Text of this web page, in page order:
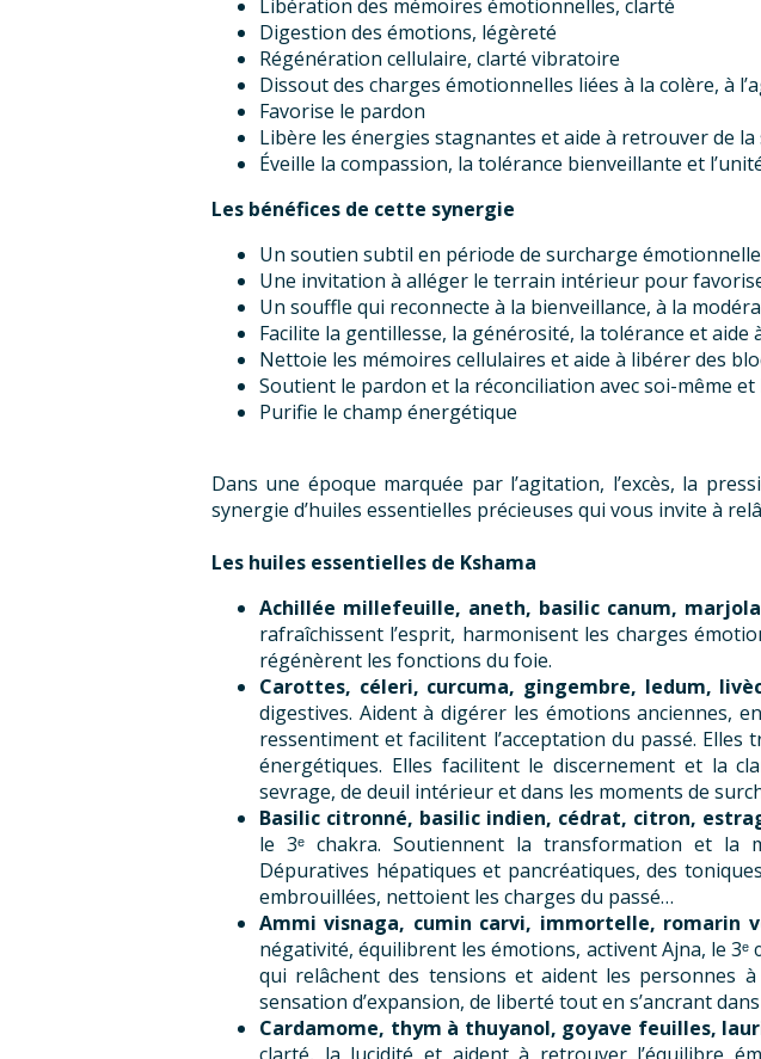
Libération des mémoires émotionnelles, clarté
Digestion des émotions, légèreté
Régénération cellulaire, clarté vibratoire
Dissout des charges émotionnelles liées à la colère, à
Favorise le pardon
Libère les énergies stagnantes et aide à retrouver de la
Éveille la compassion, la tolérance bienveillante et
Les bénéfices de cette synergie
Un soutien subtil en période de surcharge
Une invitation à alléger le terrain intérieur pour
Un souffle qui reconnecte à la bienveillance, à la
Facilite la gentillesse, la générosité, la tolérance et
Nettoie les mémoires cellulaires et aide à libérer des
Soutient le pardon et la réconciliation avec soi-même et
Purifie le champ énergétique
Dans une époque marquée par l’agitation, l’excès, la
synergie d’huiles essentielles précieuses qui vous invite à
Les huiles essentielles de Kshama
Achillée millefeuille, aneth, basilic canum,
rafraîchissent l’esprit, harmonisent les charges
régénèrent les fonctions du foie.
Carottes, céleri, curcuma, gingembre, ledum,
digestives. Aident à digérer les émotions anciennes,
ressentiment et facilitent l’acceptation du passé.
énergétiques. Elles facilitent le discernement et la
sevrage, de deuil intérieur et dans les moments de
Basilic citronné, basilic indien, cédrat, citron,
le 3ᵉ chakra. Soutiennent la transformation et la
Dépuratives hépatiques et pancréatiques, des
embrouillées, nettoient les charges du passé…
Ammi visnaga, cumin carvi, immortelle, romarin
négativité, équilibrent les émotions, activent Ajna, le
qui relâchent des tensions et aident les personnes
sensation d’expansion, de liberté tout en s’ancrant
Cardamome, thym à thuyanol, goyave feuilles,